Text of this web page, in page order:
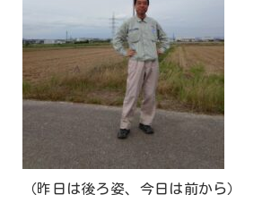
（昨日は後ろ姿、今日は前から）